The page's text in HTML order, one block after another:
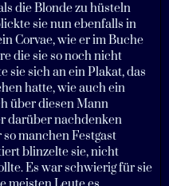
die Blonde zu hüsteln
sie nun ebenfalls in
Corvae, wie er im Buche
die sie so noch nicht
sie sich an ein Plakat, das
hatte, wie auch ein
über diesen Mann
darüber nachdenken
manchen Festgast
blinzelte sie, nicht
Es war schwierig für sie